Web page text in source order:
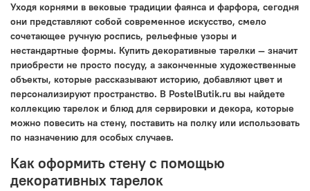
Уходя корнями в вековые традиции фаянса и фарфора, сегодня
они представляют собой современное искусство, смело
сочетающее ручную роспись, рельефные узоры и
нестандартные формы. Купить декоративные тарелки — значит
приобрести не просто посуду, а законченные художественные
объекты, которые рассказывают историю, добавляют цвет и
персонализируют пространство. В PostelButik.ru вы найдете
коллекцию тарелок и блюд для сервировки и декора, которые
можно повесить на стену, поставить на полку или использовать
по назначению для особых случаев.
Как оформить стену с помощью
декоративных тарелок